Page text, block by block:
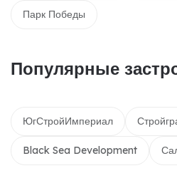
Парк Победы
Популярные
ЮгСтройИмпериал
Black Sea Development